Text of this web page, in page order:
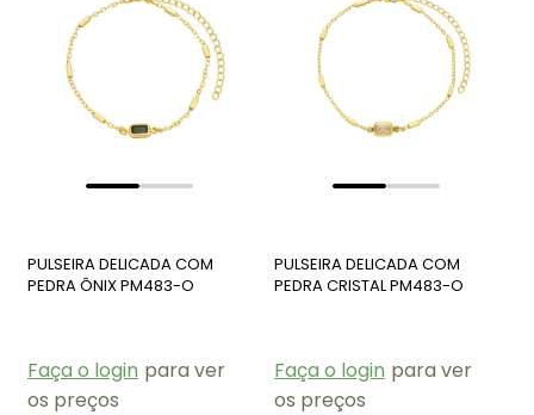
PULSEIRA DELICADA COM
PEDRA ÔNIX PM483-O
Faça o login para ver
os preços
PULSEIRA DELICADA COM
PEDRA CRISTAL PM483-O
Faça o login para ver
os preços